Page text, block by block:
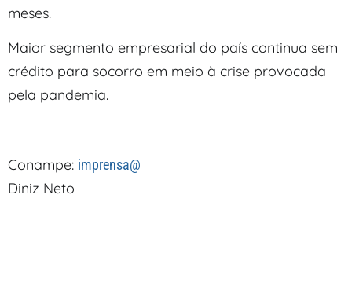
meses.
Maior segmento empresarial do país continua sem
crédito para socorro em meio à crise provocada
pela pandemia.
Conampe: imprensa@
Diniz Neto